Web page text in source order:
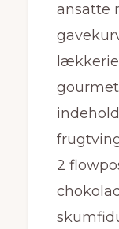
ansatte
2